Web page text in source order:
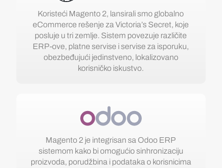
Koristeći Magento 2, lansirali smo globalno
eCommerce rešenje za Victoria’s Secret, koje
posluje u tri zemlje. Sistem povezuje različite
ERP-ove, platne servise i servise za isporuku,
obezbeđujući jedinstveno, lokalizovano
korisničko iskustvo.
Magento 2 je integrisan sa Odoo ERP
sistemom kako bi omogućio sinhronizaciju
proizvoda, porudžbina i podataka o korisnicima